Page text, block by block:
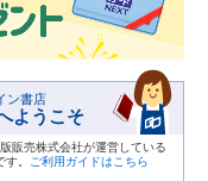
ン書店
ようこそ
販売株式会社が運営している
。
ご利用ガイドはこちら